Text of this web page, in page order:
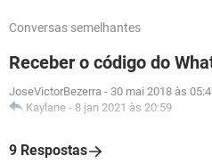
Conversas semelhantes
Receber o código do
JoseVictorBezerra - 30 mai 2018 às
Kaylane - 8 jan 2021 às 20:59
9 Respostas